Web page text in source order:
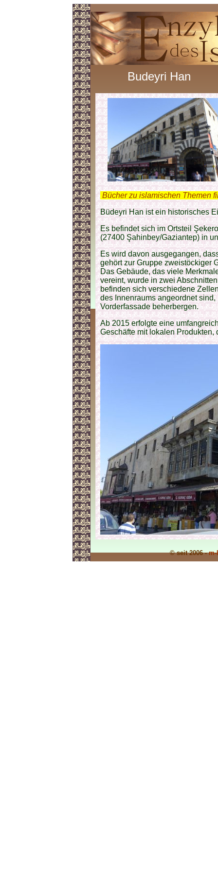
Budeyri Han
Bücher zu islamischen Themen
Büdeyri Han ist ein historisches
Es befindet sich im Ortsteil
(27400Şahinbey/Gaziantep) in
Es wird davon ausgegangen,
gehört zur Gruppe zweistöckiger
Das Gebäude, das viele
vereint, wurde in zwei
befinden sich verschiedene
des Innenraums angeordnet
Vorderfassade beherbergen.
Ab 2015 erfolgte eine
Geschäfte mit lokalen Produkten,
© seit 2006 -m-